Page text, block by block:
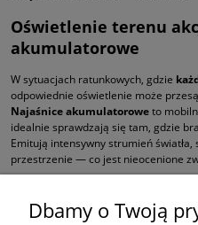
Oświetlenie terenu
akumulatorowe
W sytuacjach ratunkowych, gdzie
odpowiednie oświetlenie może
Najaśnice akumulatoroweto
idealnie sprawdzają się tam, gdzie
Emitują intensywny strumień
przestrzenie — co jest nieocenione
Kompaktowa konstrukcja—
Dbamy o Twoją